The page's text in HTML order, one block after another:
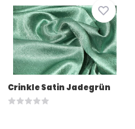
Crinkle Satin Jadegrün